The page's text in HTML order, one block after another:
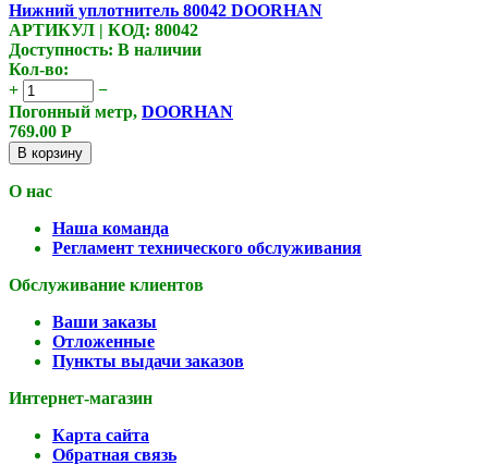
Нижний уплотнитель 80042 DOORHAN
АРТИКУЛ | КОД: 80042
Доступность: В наличии
Кол-во:
+
−
Погонный метр, DOORHAN
769.00 Р
В корзину
О нас
Наша команда
Регламент технического обслуживания
Обслуживание клиентов
Ваши заказы
Отложенные
Пункты выдачи заказов
Интернет-магазин
Карта сайта
Обратная связь